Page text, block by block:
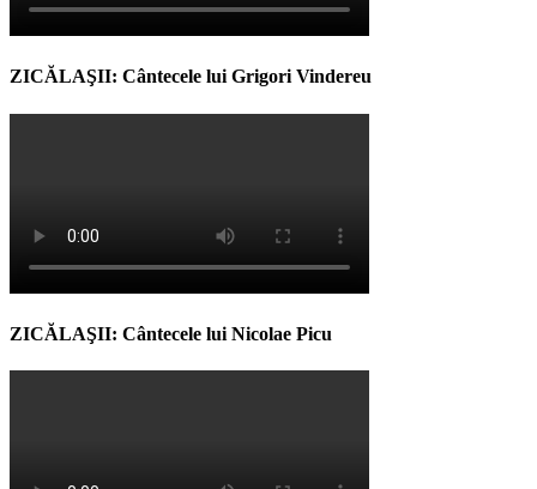
ZICĂLAŞII: Cântecele lui Grigori Vindereu
ZICĂLAŞII: Cântecele lui Nicolae Picu